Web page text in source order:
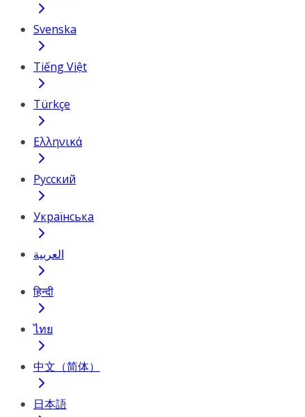
Svenska
Tiếng Việt
Türkçe
Ελληνικά
Русский
Українська
العربية
हिन्दी
ไทย
中文（简体）
日本語